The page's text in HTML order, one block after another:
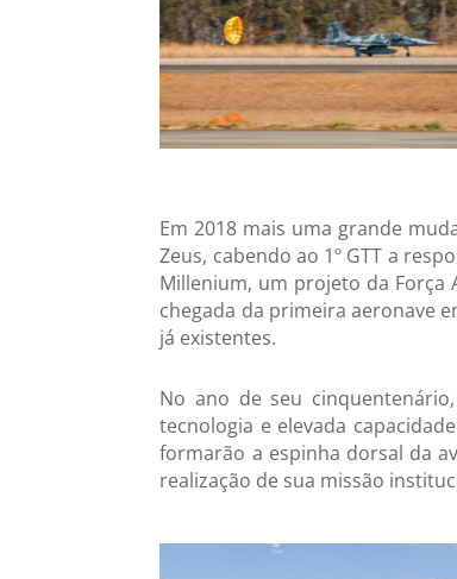
Em 2018 mais uma grande
Zeus, cabendo ao 1º GTT a
Millenium, um projeto da Força
chegada da primeira aeronave
já existentes.
No ano de seu
tecnologia e elevada
formarão a espinha dorsal da
realização de sua missão